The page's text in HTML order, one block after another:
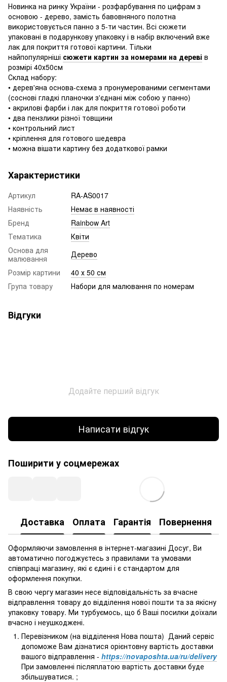
Новинка на ринку України - розфарбування по цифрам з
основою - дерево, замість бавовняного полотна
використовується панно з 5-ти частин. Всі сюжети
упаковані в подарункову упаковку і в набір включений вже
лак для покриття готової картини. Тільки
найпопулярніші сюжети картин за номерами на дереві в
розмірі 40х50см
Склад набору:
• дерев'яна основа-схема з пронумерованими сегментами
(соснові гладкі планочки з'єднані між собою у панно)
• акрилові фарби і лак для покриття готової роботи
• два пензлики різної товщини
• контрольний лист
• кріплення для готового шедевра
• можна вішати картину без додаткової рамки
Характеристики
Артикул
RA-AS0017
Наявність
Немає в наявності
Бренд
Rainbow Art
Тематика
Квіти
Основа для
малювання
Дерево
Розмір картини
40 х 50 см
Група товару
Набори для малювання по номерам
Відгуки
Додайте перший відгук
Написати відгук
Поширити у соцмережах
Доставка Оплата Гарантія Повернення
Оформляючи замовлення в інтернет-магазині Досуг, Ви
автоматично погоджуєтесь з правилами та умовами
співпраці магазину, які є єдині і є стандартом для
оформлення покупки.
В свою чергу магазин несе відповідальність за вчасне
відправлення товару до відділення нової пошти та за якісну
упаковку товару. Ми турбуємось, що б Ваші посилки доїхали
вчасно і неушкоджені.
Перевізником (на відділення Нова пошта) Даний сервіс
допоможе Вам дізнатися орієнтовну вартість доставки
вашого відправлення - https://novaposhta.ua/ru/delivery
При замовленні післяплатою вартість доставки буде
збільшуватися. ;